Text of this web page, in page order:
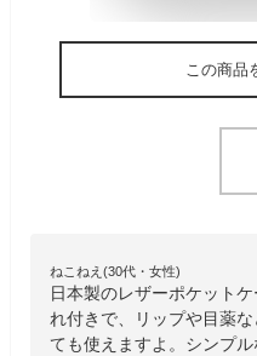
この商品
ねこねえ(30代・女性)
日本製のレザーポケット
れ付きで、リップや目薬
ても使えますよ。シンプ